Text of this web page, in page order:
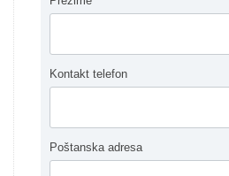
Kontakt telefon
Poštanska adresa